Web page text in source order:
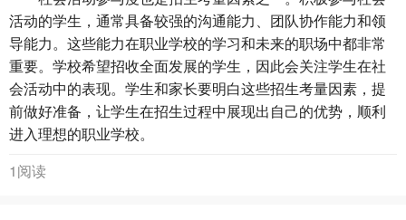
活动的学生，通常具备较强的沟通能力、团队协作能力和领
导能力。这些能力在职业学校的学习和未来的职场中都非常
重要。学校希望招收全面发展的学生，因此会关注学生在社
会活动中的表现。学生和家长要明白这些招生考量因素，提
前做好准备，让学生在招生过程中展现出自己的优势，顺利
进入理想的职业学校。
1阅读